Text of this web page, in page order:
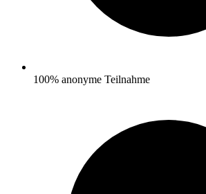
100% anonyme Teilnahme